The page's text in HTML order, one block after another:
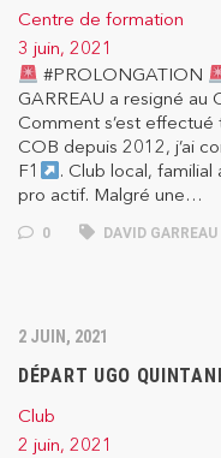
Centre de formation
3 juin, 2021
#PROLONGATION
GARREAU a resigné au
Comment s’est
COB depuis 2012, j’ai
F1
. Club local,
pro actif. Malgré une…
0 DAVID GARREAU
2 JUIN, 2021
DÉPART UGO
Club
2 juin, 2021